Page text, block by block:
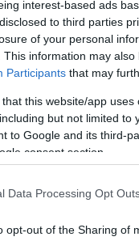
interest-based ads
to third parties
of your personal
This information may
Participants that may
that this website/app
but not limited to
to Google and its third-
consent section.
Data Processing Opt
opt-out of the Sharing of